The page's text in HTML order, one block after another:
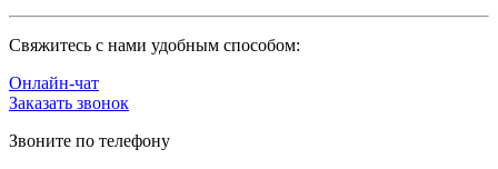
Cвяжитесь с нами удобным способом:
Онлайн-чат
Заказать звонок
Звоните по телефону